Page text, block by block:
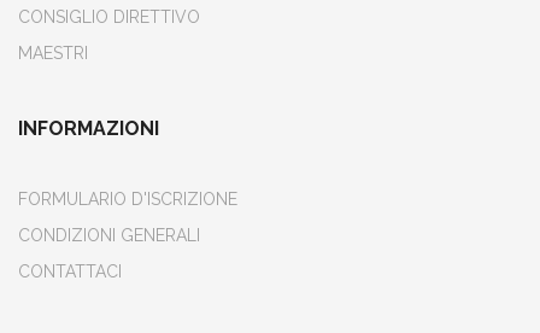
CONSIGLIO DIRETTIVO
MAESTRI
INFORMAZIONI
FORMULARIO D'ISCRIZIONE
CONDIZIONI GENERALI
CONTATTACI